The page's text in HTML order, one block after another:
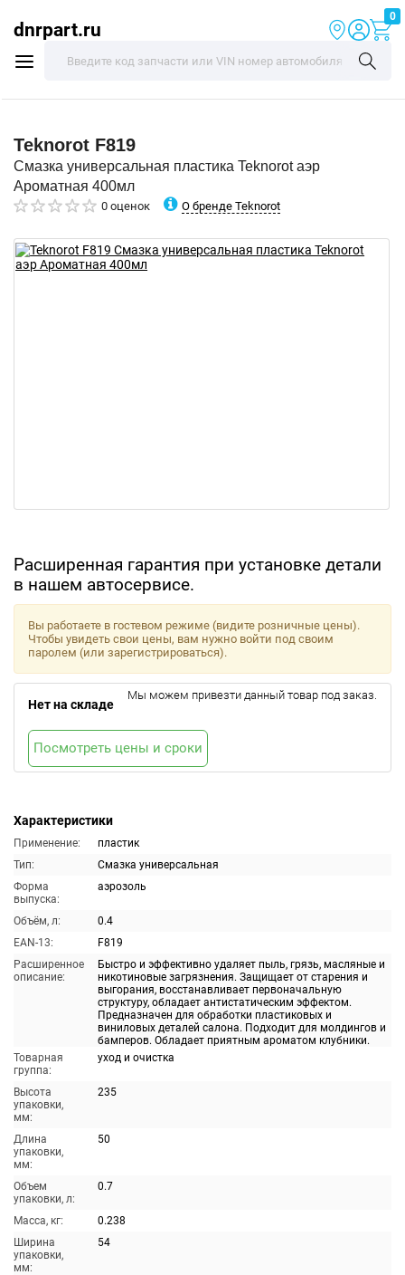
dnrpart.ru
0
Teknorot F819
Смазка универсальная пластика Teknorot аэр
Ароматная 400мл
0 оценок О бренде Teknorot
Расширенная гарантия при установке детали
в нашем автосервисе.
Характеристики
Применение:
пластик
Тип:
Смазка универсальная
Форма
выпуска:
аэрозоль
Объём, л:
0.4
EAN-13:
F819
Расширенное
описание:
Быстро и эффективно удаляет пыль, грязь, масляные и
никотиновые загрязнения. Защищает от старения и
выгорания, восстанавливает первоначальную
структуру, обладает антистатическим эффектом.
Предназначен для обработки пластиковых и
виниловых деталей салона. Подходит для молдингов и
бамперов. Обладает приятным ароматом клубники.
Товарная
группа:
уход и очистка
Высота
упаковки,
мм:
235
Длина
упаковки,
мм:
50
Объем
упаковки, л:
0.7
Масса, кг:
0.238
Ширина
упаковки,
мм:
54
Вы работаете в гостевом режиме (видите розничные цены).
Чтобы увидеть свои цены, вам нужно войти под своим
паролем (или зарегистрироваться).
Нет на складе
Мы можем привезти данный товар под заказ.
Посмотреть цены и сроки